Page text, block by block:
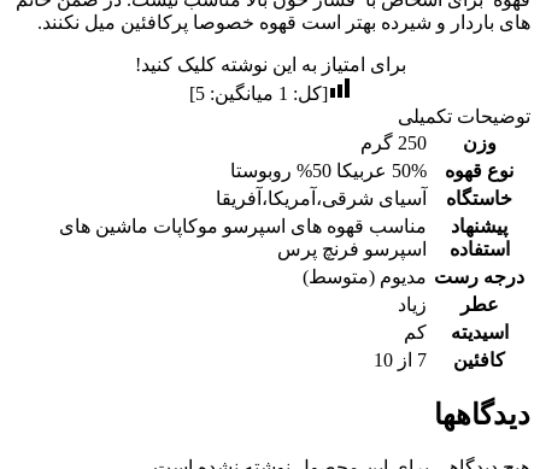
های باردار و شیرده بهتر است قهوه خصوصا پرکافئین میل نکنند.
برای امتیاز به این نوشته کلیک کنید!
[کل: 1 میانگین:5
]
توضیحات تکمیلی
وزن
250 گرم
نوع قهوه
50% عربیکا 50% روبوستا
خاستگاه
آسیای شرقی،آمریکا،آفریقا
پیشنهاد
استفاده
مناسب قهوه های اسپرسو موکاپات ماشین های
اسپرسو فرنچ پرس
درجه رست مدیوم (متوسط)
عطر
زیاد
اسیدیته
کم
کافئین
7 از 10
دیدگاهها